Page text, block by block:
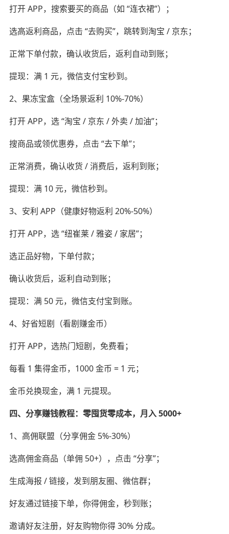
打开 APP，搜索要买的商品（如 “连衣裙”）；
选高返利商品，点击 “去购买”，跳转到淘宝 / 京东；
正常下单付款，确认收货后，返利自动到账；
提现：满 1 元，微信支付宝秒到。
2、果冻宝盒（全场景返利 10%-70%）
打开 APP，选 “淘宝 / 京东 / 外卖 / 加油”；
搜商品或领优惠券，点击 “去下单”；
正常消费，确认收货 / 消费后，返利到账；
提现：满 10 元，微信秒到。
3、安利 APP（健康好物返利 20%-50%）
打开 APP，选 “纽崔莱 / 雅姿 / 家居”；
选正品好物，下单付款；
确认收货后，返利自动到账；
提现：满 50 元，微信支付宝到账。
4、好省短剧（看剧赚金币）
打开 APP，选热门短剧，免费看；
每看 1 集得金币，1000 金币 = 1 元；
金币兑换现金，满 1 元提现。
四、分享赚钱教程：零囤货零成本，月入 5000+
1、高佣联盟（分享佣金 5%-30%）
选高佣金商品（单佣 50+），点击 “分享”；
生成海报 / 链接，发到朋友圈、微信群；
好友通过链接下单，你得佣金，秒到账；
邀请好友注册，好友购物你得 30% 分成。